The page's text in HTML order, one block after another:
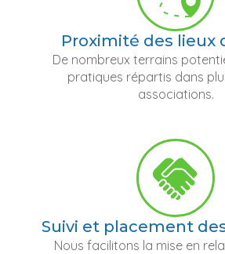
Proximité des lieux
De nombreux terrains
pratiques répartis dans
associations.
Suivi et placement
Nous facilitons la mise en